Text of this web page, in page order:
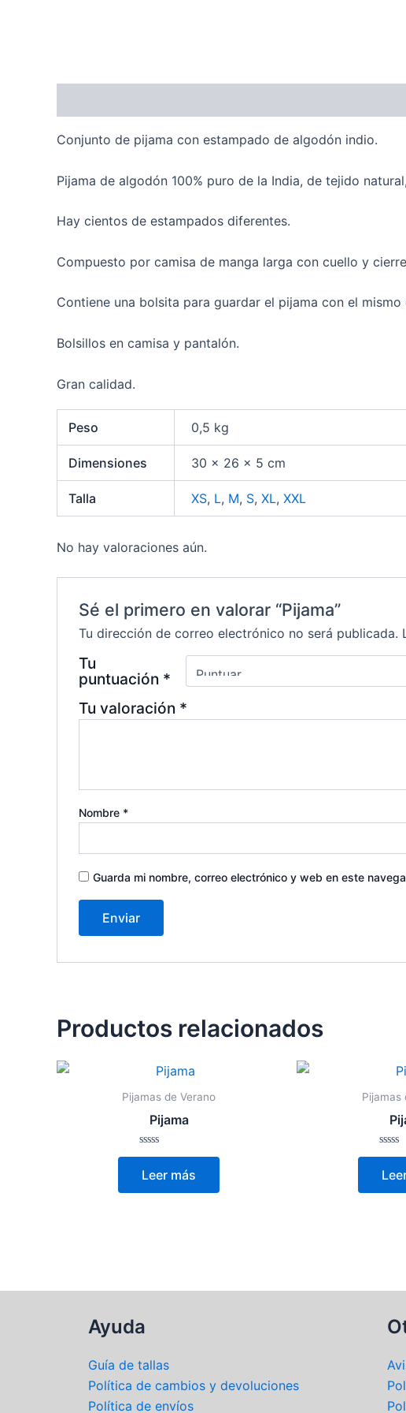
Conjunto de pijama con estampado de algodón indio.
Pijama de algodón 100% puro de la India, de tejido
Hay cientos de estampados diferentes.
Compuesto por camisa de manga larga con cuello y
Contiene una bolsita para guardar el pijama con el mismo
Bolsillos en camisa y pantalón.
Gran calidad.
Peso 0,5 kg
Dimensiones 30 × 26 × 5 cm
Talla XS, L, M, S,XL,XXL
No hay valoraciones aún.
Sé el primero en valorar “Pijama”
Tu dirección de correo electrónico no será publicada.
Tu
puntuación *
Tu valoración *
Nombre *
Guarda mi nombre, correo electrónico y web en este
Productos relacionados
Pijamas de Verano
Pijama
Valorado
0
5
Leer más
Pijamas
0
5
Ayuda
Guía de tallas
Política de cambios y devoluciones
Política de envíos